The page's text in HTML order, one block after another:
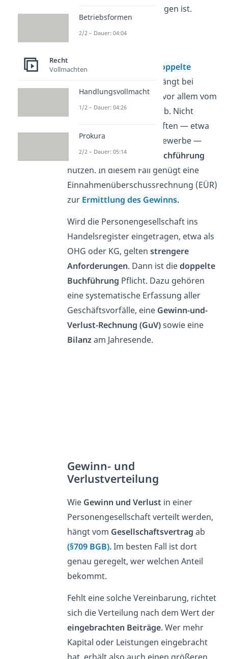
Handelsregister eingetragen ist.
Buchführung
Ob eine
doppelte
nötig ist, hängt bei
Personengesellschaften vor allem vom
Handelsregistereintrag ab. Nicht
eingetragene Gesellschaften — etwa
eine GbR ohne Handelsgewerbe —
können eineeinfache Buchführung
nutzen. In diesem Fall genügt eine
Einnahmenüberschussrechnung (EÜR)
zur Ermittlung des Gewinns.
Wird die Personengesellschaft ins
Handelsregister eingetragen, etwa als
OHG oder KG, geltenstrengere
Anforderungen. Dann ist diedoppelte
Buchführung Pflicht. Dazu gehören
eine systematische Erfassung aller
Geschäftsvorfälle, eine Gewinn-und-
Verlust-Rechnung (GuV)sowie eine
Bilanzam Jahresende.
Gewinn- und
Verlustverteilung
Wie Gewinn und Verlust in einer
Personengesellschaft verteilt werden,
hängt vom Gesellschaftsvertrag ab
(§709 BGB).Im besten Fall ist dort
genau geregelt, wer welchen Anteil
bekommt.
Fehlt eine solche Vereinbarung, richtet
sich die Verteilung nach dem Wert der
eingebrachten Beiträge. Wer mehr
Kapital oder Leistungen eingebracht
Betriebsformen
2/2 – Dauer: 04:04
Recht
Vollmachten
Handlungsvollmacht
1/2 – Dauer: 04:26
Prokura
2/2 – Dauer: 05:14